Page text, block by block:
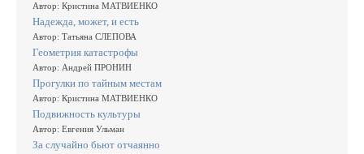
Автор: Кристина МАТВИЕНКО
Надежда, может, и есть
Автор: Татьяна СЛЕПОВА
Геометрия катастрофы
Автор: Андрей ПРОНИН
Прогулки по тайным местам
Автор: Кристина МАТВИЕНКО
Подвижность культуры
Автор: Евгения Ульман
За случайно бьют отчаянно